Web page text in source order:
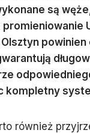
są
kompletny
również